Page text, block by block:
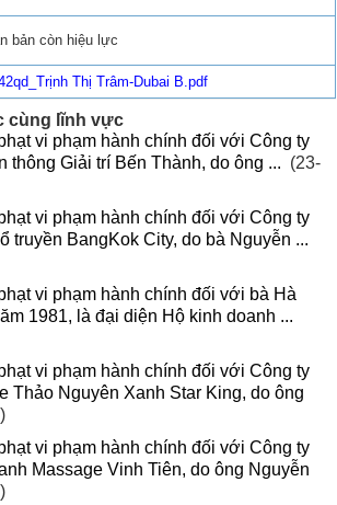
bản còn hiệu lực
Thị Trâm-Dubai B.pdf
cùng lĩnh vực
vi phạm hành chính đối với Công ty
thông Giải trí Bến Thành, do ông ... (23-
vi phạm hành chính đối với Công ty
truyền BangKok City, do bà Nguyễn ...
vi phạm hành chính đối với bà Hà
1981, là đại diện Hộ kinh doanh ...
vi phạm hành chính đối với Công ty
Thảo Nguyên Xanh Star King, do ông
vi phạm hành chính đối với Công ty
Massage Vinh Tiên, do ông Nguyễn